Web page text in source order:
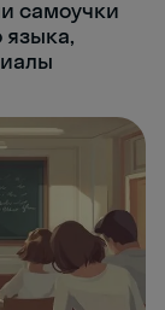
самоучки
языка,